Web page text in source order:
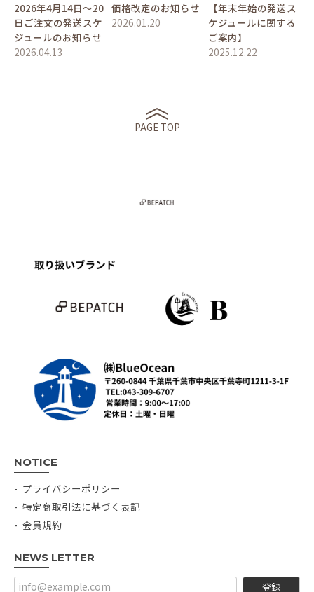
2026年4月14日〜20
日ご注文の発送スケ
ジュールのお知らせ
2026.04.13
価格改定のお知らせ
2026.01.20
【年末年始の発送ス
ケジュールに関する
ご案内】
2025.12.22
PAGE TOP
NOTICE
プライバシーポリシー
特定商取引法に基づく表記
会員規約
NEWS LETTER
登録